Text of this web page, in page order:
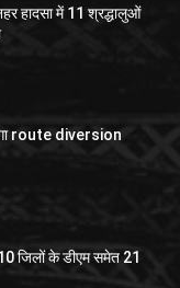
हादसा में 11 श्रद्धालुओं
route diversion
जिलों के डीएम समेत 21